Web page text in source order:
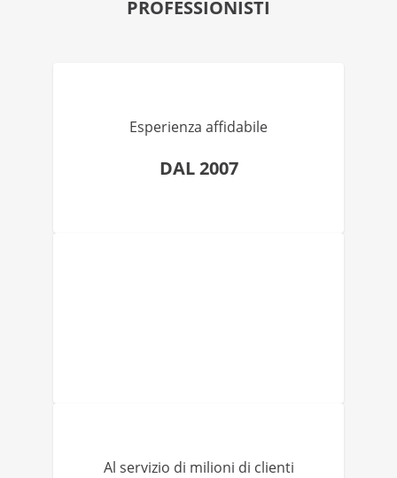
PROFESSIONISTI
Esperienza affidabile
DAL 2007
Al servizio di milioni di clienti